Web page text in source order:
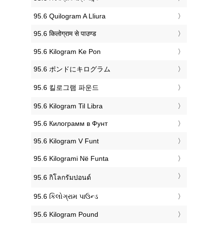
‎95.6 Quilogram A Lliura
‎95.6 किलोग्राम से पाउण्ड
‎95.6 Kilogram Ke Pon
‎95.6 ポンドにキログラム
‎95.6 킬로그램 파운드
‎95.6 Kilogram Til Libra
‎95.6 Килограмм в Фунт
‎95.6 Kilogram V Funt
‎95.6 Kilogrami Në Funta
‎95.6 กิโลกรัมปอนด์
‎95.6 કિલોગ્રામ પાઉન્ડ
‎95.6 Kilogram Pound